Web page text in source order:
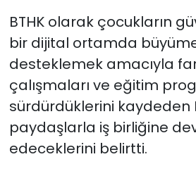
BTHK olarak çocukların
bir dijital ortamda
desteklemek amacıyla
çalışmaları ve eğitim
sürdürdüklerini kaydeden
paydaşlarla iş birliğine
edeceklerini belirtti.